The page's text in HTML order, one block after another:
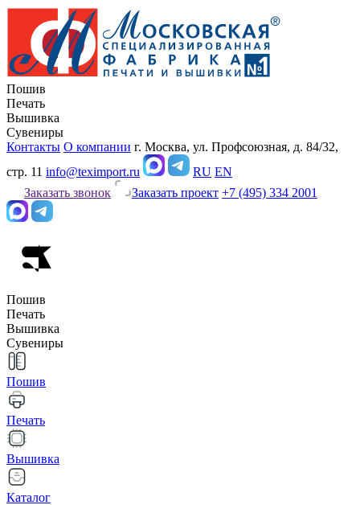
Пошив
Печать
Вышивка
Сувениры
Контакты О компании г. Москва, ул. Профсоюзная, д. 84/32,
стр. 11 info@teximport.ru RU EN
Заказать звонок
Заказать проект +7 (495) 334 2001
Пошив
Печать
Вышивка
Сувениры
Пошив
Печать
Вышивка
Каталог